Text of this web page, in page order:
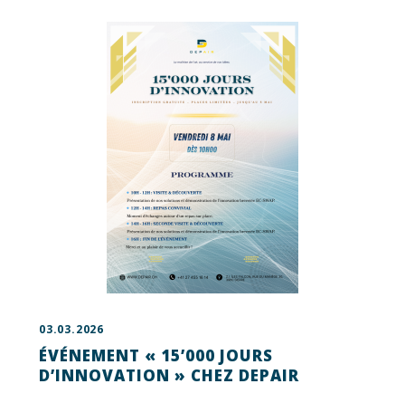
03.03.2026
ÉVÉNEMENT « 15’000 JOURS
D’INNOVATION » CHEZ DEPAIR